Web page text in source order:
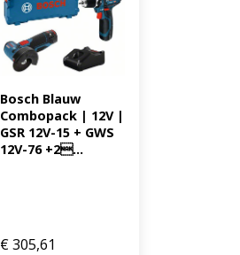
Bosch Blauw
Combopack | 12V |
GSR 12V-15 + GWS
12V-76 +2...
€305,61